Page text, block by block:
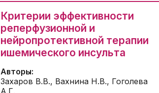
Критерии эффективности
реперфузионной и
нейропротективной терапии
ишемического инсульта
Авторы:
Захаров В.В., Вахнина Н.В., Гоголева
А.Г.